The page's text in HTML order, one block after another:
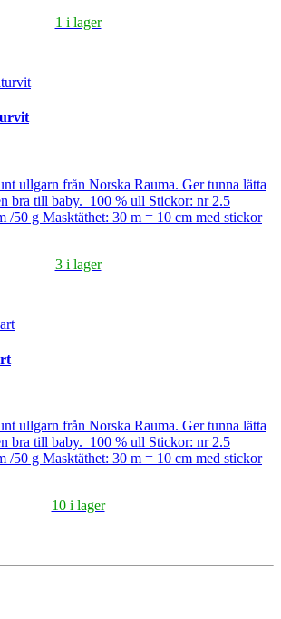
1 i lager
ullgarn från Norska Rauma. Ger tunna lätta
bra till baby. 100 % ull Stickor: nr 2.5
/50 g Masktäthet: 30 m = 10 cm med stickor
3 i lager
ullgarn från Norska Rauma. Ger tunna lätta
bra till baby. 100 % ull Stickor: nr 2.5
/50 g Masktäthet: 30 m = 10 cm med stickor
10 i lager